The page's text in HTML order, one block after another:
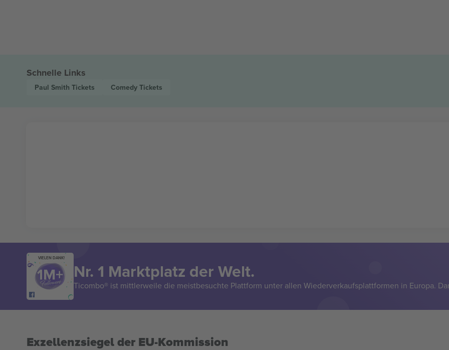
Schnelle Links
Paul Smith Tickets Comedy Tickets
VIELEN DANK!
Nr. 1 Marktplatz der Welt.
Ticombo® ist mittlerweile die meistbesuchte Plattform unter allen Wiederverkaufsplattformen in Europa.
Exzellenzsiegel der EU-Kommission